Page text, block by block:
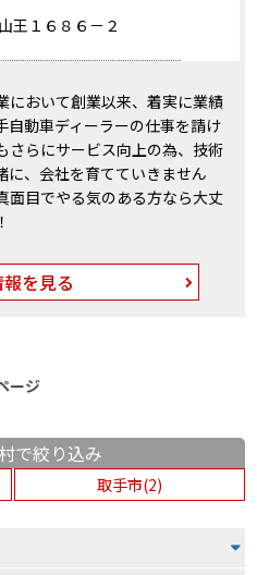
王１６８６－２
において創業以来、着実に業績
自動車ディーラーの仕事を請け
さらにサービス向上の為、技術
に、会社を育てていきません
面目でやる気のある方なら大丈
を見る
ージ
で絞り込み
取手市(2)